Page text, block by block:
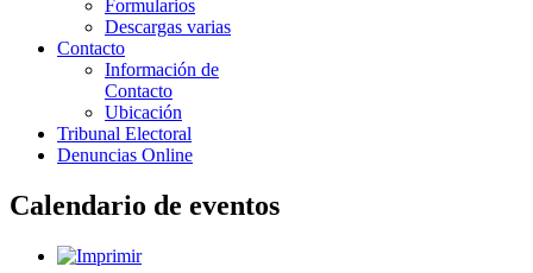
Formularios
Descargas varias
Contacto
Información de
Contacto
Ubicación
Tribunal Electoral
Denuncias Online
Calendario de eventos